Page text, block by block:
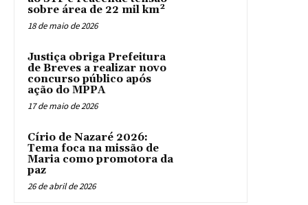
sobre área de 22 mil km²
18 de maio de 2026
Justiça obriga Prefeitura
de Breves a realizar novo
concurso público após
ação do MPPA
17 de maio de 2026
Círio de Nazaré 2026:
Tema foca na missão de
Maria como promotora da
paz
26 de abril de 2026